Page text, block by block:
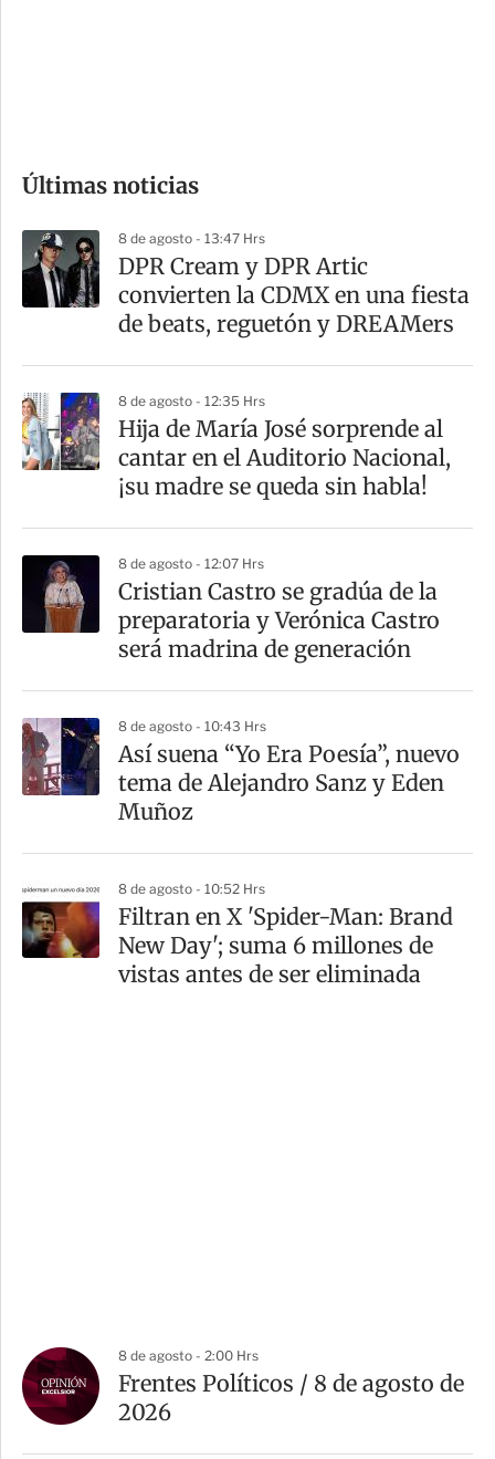
m
a
r
t
Últimas noticias
8 de agosto - 13:47 Hrs
DPR Cream y DPR Artic
convierten la CDMX en una fiesta
de beats, reguetón y DREAMers
8 de agosto - 12:35 Hrs
Hija de María José sorprende al
cantar en el Auditorio Nacional,
¡su madre se queda sin habla!
8 de agosto - 12:07 Hrs
Cristian Castro se gradúa de la
preparatoria y Verónica Castro
será madrina de generación
8 de agosto - 10:43 Hrs
Así suena “Yo Era Poesía”, nuevo
tema de Alejandro Sanz y Eden
Muñoz
8 de agosto - 10:52 Hrs
Filtran en X 'Spider-Man: Brand
New Day'; suma 6 millones de
vistas antes de ser eliminada
8 de agosto - 2:00 Hrs
Frentes Políticos / 8 de agosto de
2026